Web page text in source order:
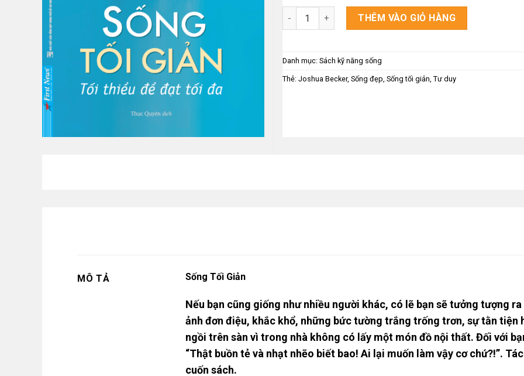
Sống Tối Giản số lượngTHÊM VÀO GIỎ HÀNG
Danh mục: Sách kỹ năng sống
Thẻ: Joshua Becker, Sống đẹp Sống tối giản Tư duy
MÔ TẢ Sống Tối Giản
Nếu bạn cũng giống như nhiều người khác, có lẽ bạn sẽ tưởng tượng
ảnh đơn điệu, khắc khổ, những bức tường trắng trống trơn, sự tằn
ngồi trên sàn vì trong nhà không có lấy một món đồ nội thất. Đối với
“Thật buồn tẻ và nhạt nhẽo biết bao! Ai lại muốn làm vậy cơ chứ?!”.
cuốn sách.